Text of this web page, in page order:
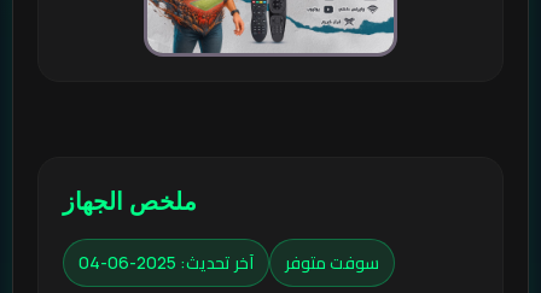
ملخص الجهاز
آخر تحديث: 2025-06-04 سوفت متوفر